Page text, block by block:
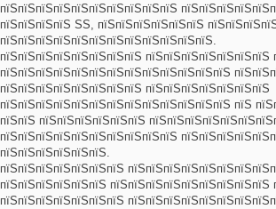
пїЅпїЅпїЅпїЅпїЅпїЅпїЅпїЅпїЅпїЅ
пїЅпїЅпїЅпїЅ SS, пїЅпїЅпїЅпїЅпїЅпїЅ
пїЅпїЅпїЅпїЅпїЅпїЅпїЅпїЅпїЅпїЅпїЅпїЅ.
пїЅпїЅпїЅпїЅпїЅпїЅпїЅпїЅ пїЅпїЅпїЅпїЅпїЅпїЅпїЅ
пїЅпїЅпїЅпїЅпїЅпїЅпїЅпїЅпїЅпїЅпїЅпїЅпїЅ
пїЅпїЅпїЅпїЅпїЅпїЅпїЅпїЅ пїЅпїЅпїЅпїЅпїЅпїЅпїЅ
пїЅпїЅпїЅпїЅпїЅпїЅпїЅпїЅпїЅпїЅпїЅпїЅпїЅ пїЅ
пїЅпїЅ пїЅпїЅпїЅпїЅпїЅпїЅ
пїЅпїЅпїЅпїЅпїЅпїЅпїЅпїЅпїЅпїЅ
пїЅпїЅпїЅпїЅпїЅпїЅ.
пїЅпїЅпїЅпїЅпїЅпїЅпїЅ
пїЅпїЅпїЅпїЅпїЅпїЅ пїЅпїЅпїЅпїЅпїЅпїЅпїЅпїЅпїЅ
пїЅпїЅпїЅпїЅпїЅпїЅпїЅ